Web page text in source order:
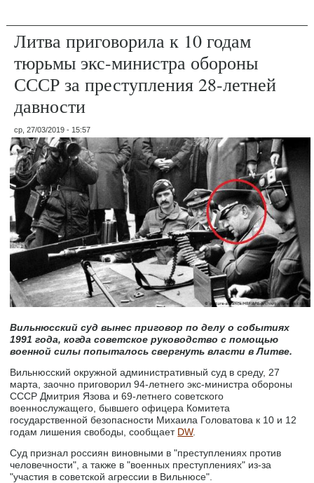
Литва приговорила к 10 годам
тюрьмы экс-министра обороны
СССР за преступления 28-летней
давности
ср, 27/03/2019 - 15:57
Вильнюсский суд вынес приговор по делу о событиях
1991 года, когда советское руководство с помощью
военной силы попыталось свергнуть власти в Литве.
Вильнюсский окружной административный суд в среду, 27
марта, заочно приговорил 94-летнего экс-министра обороны
СССР Дмитрия Язова и 69-летнего советского
военнослужащего, бывшего офицера Комитета
государственной безопасности Михаила Головатова к 10 и 12
годам лишения свободы, сообщает DW.
Суд признал россиян виновными в "преступлениях против
человечности", а также в "военных преступлениях" из-за
"участия в советской агрессии в Вильнюсе".